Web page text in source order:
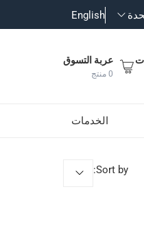
English
عربة التسوق
0 منتج
الخدمات
Sort by
: